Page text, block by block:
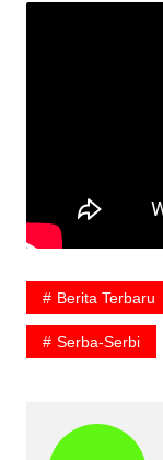
Berita Terbaru
Serba-Serbi